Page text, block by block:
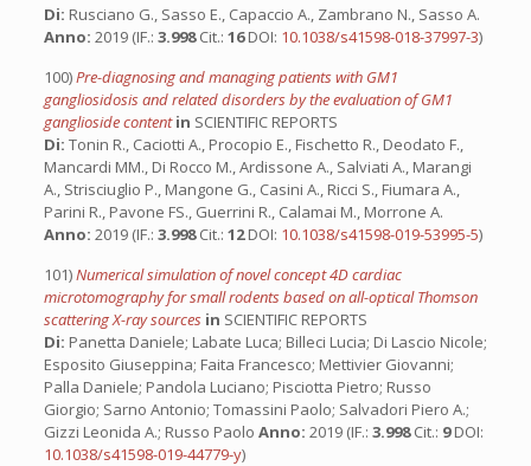
Di: Rusciano G., Sasso E., Capaccio A., Zambrano N., Sasso A.
Anno: 2019 (IF.: 3.998Cit.: 16DOI: 10.1038/s41598-018-37997-3)
100)Pre-diagnosing and managing patients with GM1
gangliosidosis and related disorders by the evaluation of GM1
ganglioside contentin SCIENTIFIC REPORTS
Di: Tonin R., Caciotti A., Procopio E., Fischetto R., Deodato F.,
Mancardi MM., Di Rocco M., Ardissone A., Salviati A., Marangi
A., Strisciuglio P., Mangone G., Casini A., Ricci S., Fiumara A.,
Parini R., Pavone FS., Guerrini R., Calamai M., Morrone A.
Anno: 2019 (IF.: 3.998Cit.: 12DOI: 10.1038/s41598-019-53995-5)
101)Numerical simulation of novel concept 4D cardiac
microtomography for small rodents based on all-optical Thomson
scattering X-ray sources in SCIENTIFIC REPORTS
Di: Panetta Daniele; Labate Luca; Billeci Lucia; Di Lascio Nicole;
Esposito Giuseppina; Faita Francesco; Mettivier Giovanni;
Palla Daniele; Pandola Luciano; Pisciotta Pietro; Russo
Giorgio; Sarno Antonio; Tomassini Paolo; Salvadori Piero A.;
Gizzi Leonida A.; Russo Paolo Anno: 2019 (IF.: 3.998Cit.: 9DOI:
10.1038/s41598-019-44779-y)